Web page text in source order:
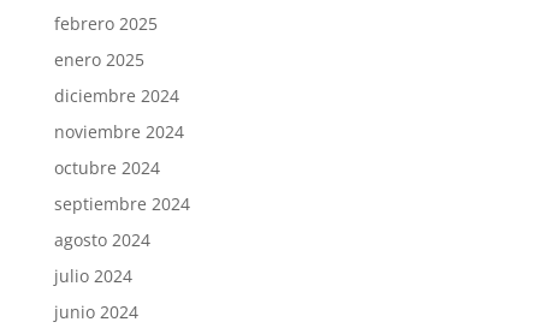
febrero 2025
enero 2025
diciembre 2024
noviembre 2024
octubre 2024
septiembre 2024
agosto 2024
julio 2024
junio 2024